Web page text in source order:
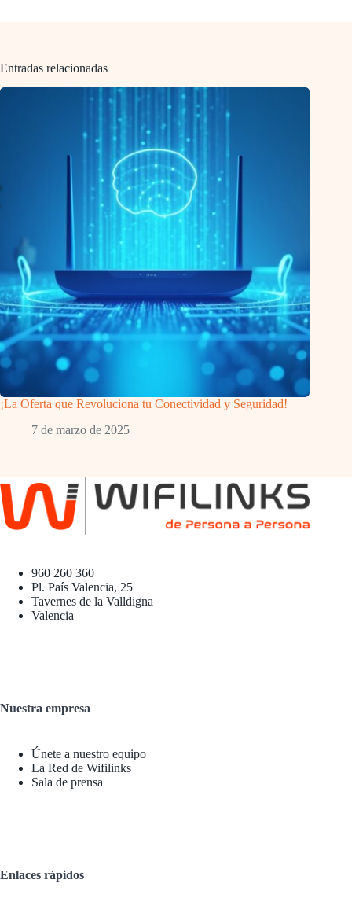
Entradas relacionadas
¡La Oferta que Revoluciona tu Conectividad y Seguridad!
7 de marzo de 2025
960 260 360
Pl. País Valencia, 25
Tavernes de la Valldigna
Valencia
Nuestra empresa
Únete a nuestro equipo
La Red de Wifilinks
Sala de prensa
Enlaces rápidos